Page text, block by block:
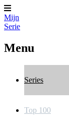
Mijn
Serie
Menu
Series
Top 100